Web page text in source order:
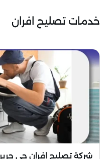
خدمات تصليح افران
شركة تصليح افران حي جرير